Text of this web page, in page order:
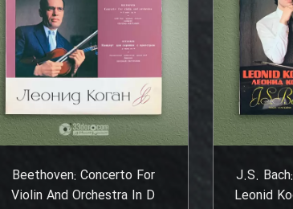
J.S.
Leonid
Beethoven: Concerto For
Violin And Orchestra In D